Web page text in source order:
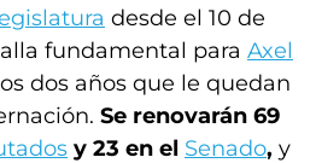
desde el 10 de
fundamental para Axel
dos años que le quedan
Se renovarán 69
y 23 en el Senado, y